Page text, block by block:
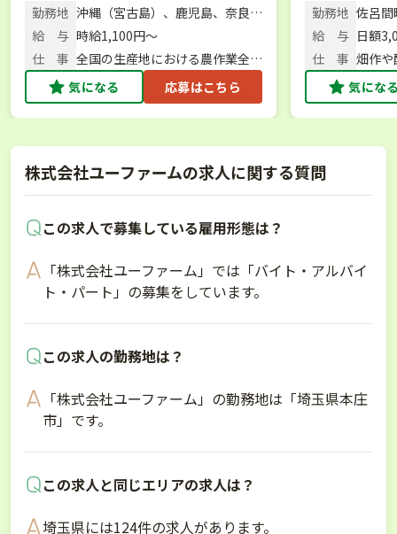
繁期をサポートする短期アルバイト
を大募集！／大型特殊・フォークリ
フト免許保有者、大歓迎！
勤務地 沖縄（宮古島）、鹿児島、奈良、
北海道など
給 与 時給1,100円〜
仕 事 全国の生産地における農作業全般
／農作業・スタッフ管理
気になる 応募はこちら
体験から新
スで始めら
勤務地 佐呂
給 与 日額
仕 事 畑作
気にな
株式会社ユーファームの求人に関する質問
この求人で募集している雇用形態は？
「株式会社ユーファーム」では「バイト・アルバイ
ト・パート」の募集をしています。
この求人の勤務地は？
「株式会社ユーファーム」の勤務地は「埼玉県本庄
市」です。
この求人と同じエリアの求人は？
埼玉県には124件の求人があります。